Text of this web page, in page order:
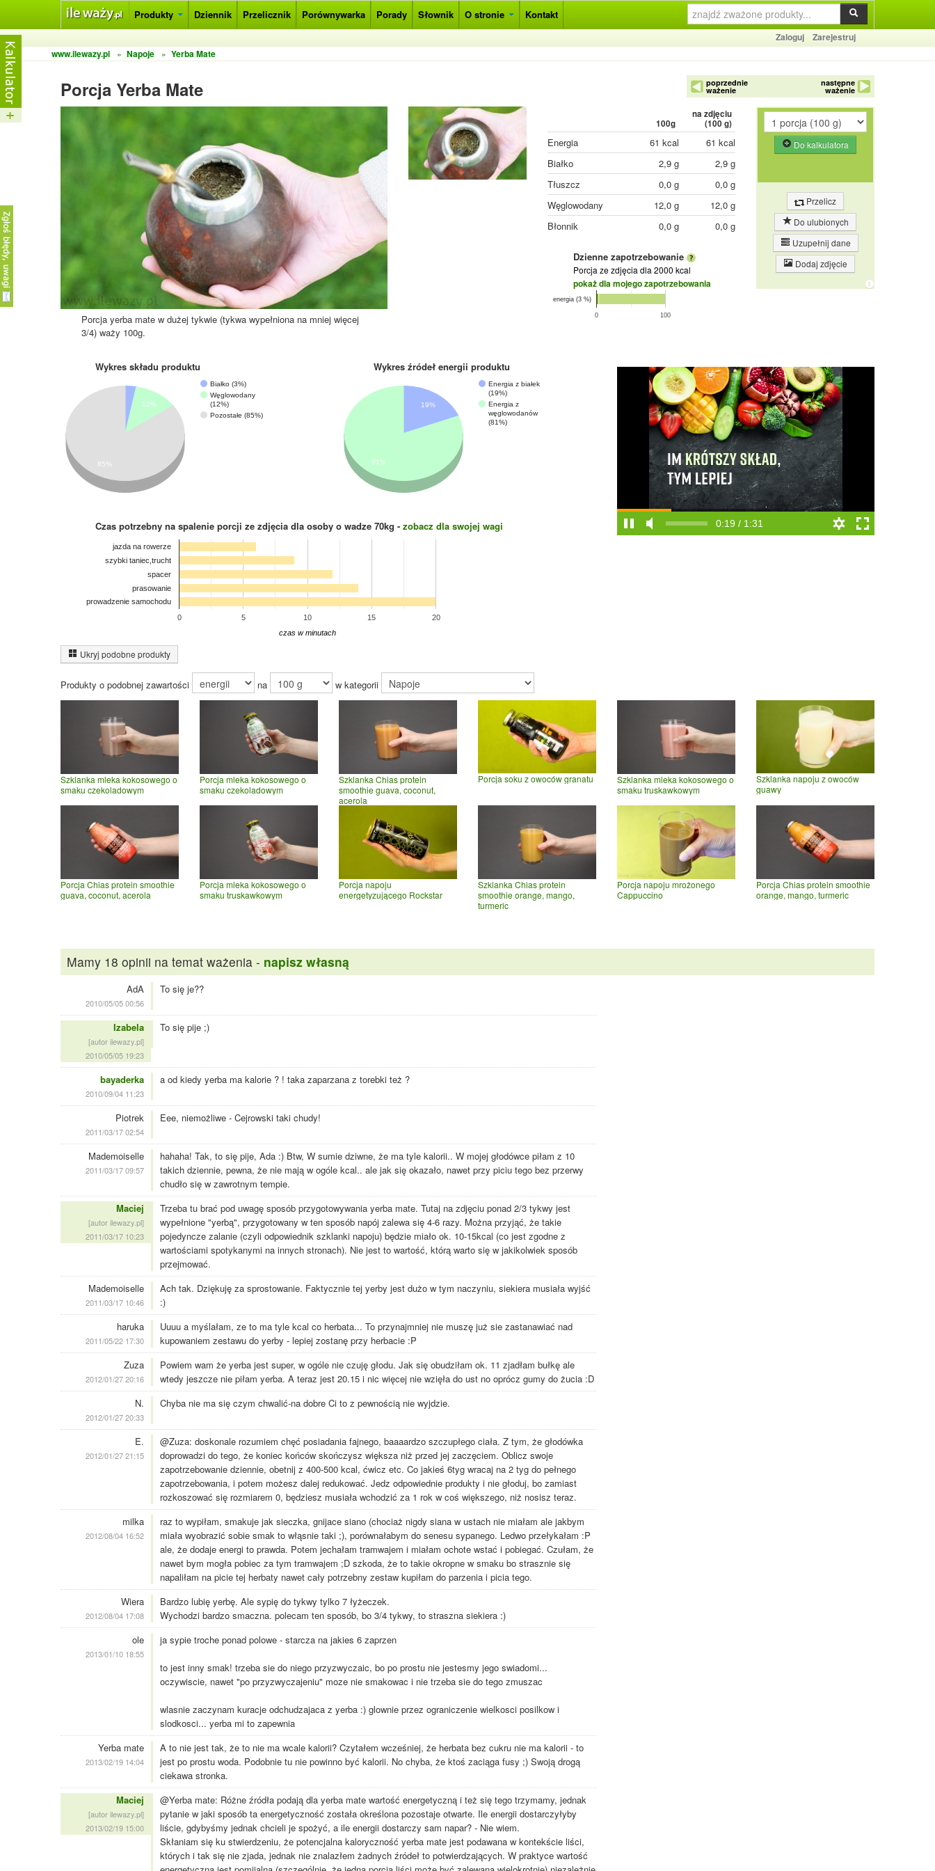
Produkty Dziennik Przelicznik Porównywarka Porady Słownik O stronie Kontakt
Zaloguj
Zarejestruj
www.ilewazy.pl
» Napoje » Yerba Mate
Porcja Yerba Mate poprzednie
ważenie
następne
ważenie
Porcja yerba mate w dużej tykwie (tykwa wypełniona na mniej więcej
3/4) waży 100g.
100g
na zdjęciu
(100 g)
Energia 61 kcal
61 kcal
Białko
2,9 g
2,9 g
Tłuszcz
0,0 g
0,0 g
Węglowodany
12,0 g
12,0 g
Błonnik
0,0 g 0,0 g
Dzienne zapotrzebowanie
Porcja ze zdjęcia dla 2000 kcal
pokaż dla mojego zapotrzebowania
0 100
energia (3 %)
Do kalkulatora
Przelicz
Do ulubionych
Uzupełnij dane
Dodaj zdjęcie
Wykres składu produktu
Białko (3%)
Węglowodany
(12%)
Pozostałe (85%)
12%
85%
Wykres źródeł energii produktu
Energia z białek
(19%)
Energia z
węglowodanów
(81%)
19%
81%
Czas potrzebny na spalenie porcji ze zdjęcia dla osoby o wadze 70kg - zobacz dla swojej wagi
0 5 10 15 20
jazda na rowerze
szybki taniec,trucht
spacer
prasowanie
prowadzenie samochodu
czas w minutach
0:20 / 1:31
Ukryj podobne produkty
Produkty o podobnej zawartości na w kategorii
Szklanka mleka kokosowego o
smaku czekoladowym
Porcja mleka kokosowego o
smaku czekoladowym
Szklanka Chias protein
smoothie guava, coconut,
acerola
Porcja soku z owoców granatu
Szklanka mleka kokosowego o
smaku truskawkowym
Szklanka napoju z owoców
guawy
Porcja Chias protein smoothie
guava, coconut, acerola
Porcja mleka kokosowego o
smaku truskawkowym
Porcja napoju
energetyzującego Rockstar
Szklanka Chias protein
smoothie orange, mango,
turmeric
Porcja napoju mrożonego
Cappuccino
Porcja Chias protein smoothie
orange, mango, turmeric
Mamy 18 opinii na temat ważenia - napisz własną
AdA
2010/05/05 00:56
To się je??
Izabela
[autor ilewazy.pl]
2010/05/05 19:23
To się pije ;)
bayaderka
2010/09/04 11:23
a od kiedy yerba ma kalorie ? ! taka zaparzana z torebki też ?
Piotrek
2011/03/17 02:54
Eee, niemożliwe - Cejrowski taki chudy!
Mademoiselle
2011/03/17 09:57
hahaha! Tak, to się pije, Ada :) Btw, W sumie dziwne, że ma tyle kalorii.. W mojej głodówce piłam z 10
takich dziennie, pewna, że nie mają w ogóle kcal.. ale jak się okazało, nawet przy piciu tego bez przerwy
chudło się w zawrotnym tempie.
Maciej
[autor ilewazy.pl]
2011/03/17 10:23
Trzeba tu brać pod uwagę sposób przygotowywania yerba mate. Tutaj na zdjęciu ponad 2/3 tykwy jest
wypełnione "yerbą", przygotowany w ten sposób napój zalewa się 4-6 razy. Można przyjąć, że takie
pojedyncze zalanie (czyli odpowiednik szklanki napoju) będzie miało ok. 10-15kcal (co jest zgodne z
wartościami spotykanymi na innych stronach). Nie jest to wartość, którą warto się w jakikolwiek sposób
przejmować.
Mademoiselle
2011/03/17 10:46
Ach tak. Dziękuję za sprostowanie. Faktycznie tej yerby jest dużo w tym naczyniu, siekiera musiała wyjść
:)
haruka
2011/05/22 17:30
Uuuu a myślałam, ze to ma tyle kcal co herbata... To przynajmniej nie muszę już sie zastanawiać nad
kupowaniem zestawu do yerby - lepiej zostanę przy herbacie :P
Zuza
2012/01/27 20:16
Powiem wam że yerba jest super, w ogóle nie czuję głodu. Jak się obudziłam ok. 11 zjadłam bułkę ale
wtedy jeszcze nie piłam yerba. A teraz jest 20.15 i nic więcej nie wzięła do ust no oprócz gumy do żucia :D
N.
2012/01/27 20:33
Chyba nie ma się czym chwalić-na dobre Ci to z pewnością nie wyjdzie.
E.
2012/01/27 21:15
@Zuza: doskonale rozumiem chęć posiadania fajnego, baaaardzo szczupłego ciała. Z tym, że głodówka
doprowadzi do tego, że koniec końców skończysz większa niż przed jej zaczęciem. Oblicz swoje
zapotrzebowanie dziennie, obetnij z 400-500 kcal, ćwicz etc. Co jakieś 6tyg wracaj na 2 tyg do pełnego
zapotrzebowania, i potem możesz dalej redukować. Jedz odpowiednie produkty i nie głoduj, bo zamiast
rozkoszować się rozmiarem 0, będziesz musiała wchodzić za 1 rok w coś większego, niż nosisz teraz.
milka
2012/08/04 16:52
raz to wypiłam, smakuje jak sieczka, gnijace siano (chociaż nigdy siana w ustach nie miałam ale jakbym
miała wyobrazić sobie smak to włąsnie taki ;), porównałabym do senesu sypanego. Ledwo przełykałam :P
ale, że dodaje energi to prawda. Potem jechałam tramwajem i miałam ochote wstać i pobiegać. Czułam, że
nawet bym mogła pobiec za tym tramwajem ;D szkoda, że to takie okropne w smaku bo strasznie się
napaliłam na picie tej herbaty nawet cały potrzebny zestaw kupiłam do parzenia i picia tego.
Wiera
2012/08/04 17:08
Bardzo lubię yerbę. Ale sypię do tykwy tylko 7 łyżeczek.
Wychodzi bardzo smaczna. polecam ten sposób, bo 3/4 tykwy, to straszna siekiera :)
ole
2013/01/10 18:55
ja sypie troche ponad polowe - starcza na jakies 6 zaprzen
to jest inny smak! trzeba sie do niego przyzwyczaic, bo po prostu nie jestesmy jego swiadomi...
oczywiscie, nawet "po przyzwyczajeniu" moze nie smakowac i nie trzeba sie do tego zmuszac
wlasnie zaczynam kuracje odchudzajaca z yerba :) glownie przez ograniczenie wielkosci posilkow i
slodkosci... yerba mi to zapewnia
Yerba mate
2013/02/19 14:04
A to nie jest tak, że to nie ma wcale kalorii? Czytałem wcześniej, że herbata bez cukru nie ma kalorii - to
jest po prostu woda. Podobnie tu nie powinno być kalorii. No chyba, że ktoś zaciąga fusy ;) Swoją drogą
ciekawa stronka.
Maciej
[autor ilewazy.pl]
2013/02/19 15:00
@Yerba mate: Różne źródła podają dla yerba mate wartość energetyczną i też się tego trzymamy, jednak
pytanie w jaki sposób ta energetyczność została określona pozostaje otwarte. Ile energii dostarczyłyby
liście, gdybyśmy jednak chcieli je spożyć, a ile energii dostarczy sam napar? - Nie wiem.
Skłaniam się ku stwierdzeniu, że potencjalna kaloryczność yerba mate jest podawana w kontekście liści,
których i tak się nie zjada, jednak nie znalazłem żadnych źródeł to potwierdzających. W praktyce wartość